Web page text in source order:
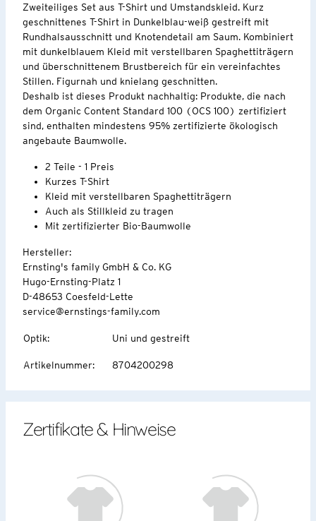
Zweiteiliges Set aus T-Shirt und Umstandskleid. Kurz
geschnittenes T-Shirt in Dunkelblau-weiß gestreift mit
Rundhalsausschnitt und Knotendetail am Saum. Kombiniert
mit dunkelblauem Kleid mit verstellbaren Spaghettiträgern
und überschnittenem Brustbereich für ein vereinfachtes
Stillen. Figurnah und knielang geschnitten.
Deshalb ist dieses Produkt nachhaltig: Produkte, die nach
dem Organic Content Standard 100 (OCS 100) zertifiziert
sind, enthalten mindestens 95% zertifizierte ökologisch
angebaute Baumwolle.
2 Teile - 1 Preis
Kurzes T-Shirt
Kleid mit verstellbaren Spaghettiträgern
Auch als Stillkleid zu tragen
Mit zertifizierter Bio-Baumwolle
Hersteller:
Ernsting's family GmbH & Co. KG
Hugo-Ernsting-Platz 1
D-48653 Coesfeld-Lette
service@ernstings-family.com
Optik: Uni und gestreift
Artikelnummer: 8704200298
Zertifikate & Hinweise